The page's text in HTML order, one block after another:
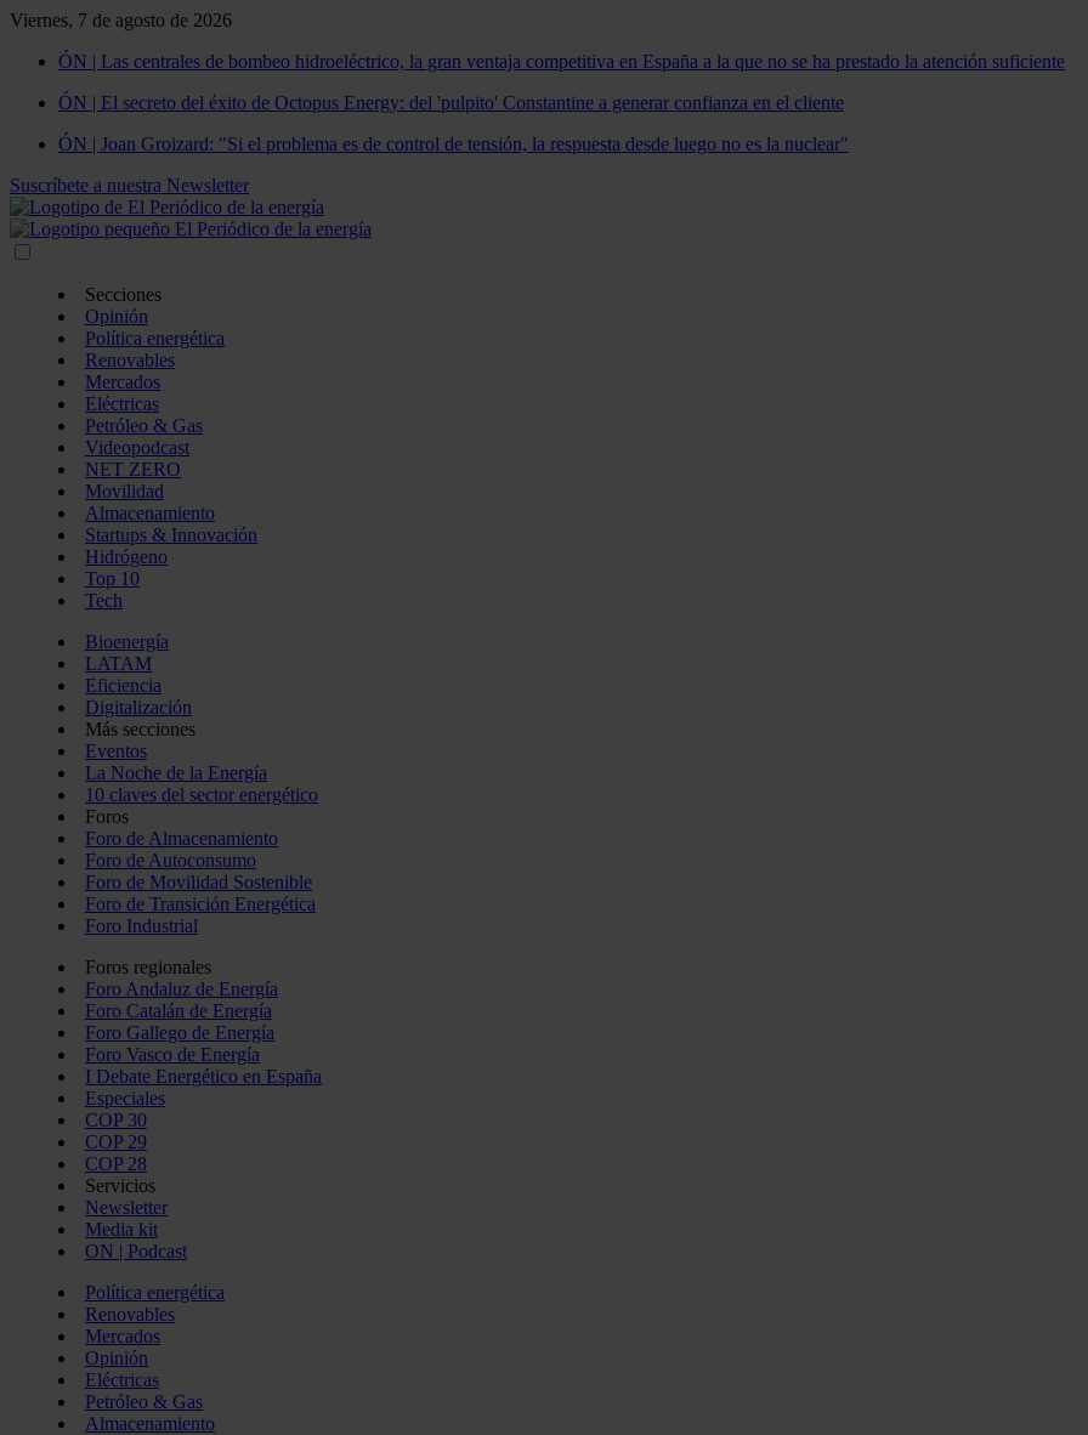
Viernes, 7 de agosto de 2026
ÓN | Las centrales de bombeo hidroeléctrico, la gran ventaja competitiva en España a la que no se ha prestado la atención suficiente
ÓN | El secreto del éxito de Octopus Energy: del 'pulpito' Constantine a generar confianza en el cliente
ÓN | Joan Groizard: "Si el problema es de control de tensión, la respuesta desde luego no es la nuclear"
Suscríbete a nuestra Newsletter
Secciones
Opinión
Política energética
Renovables
Mercados
Eléctricas
Petróleo & Gas
Videopodcast
NET ZERO
Movilidad
Almacenamiento
Startups & Innovación
Hidrógeno
Top 10
Tech
Bioenergía
LATAM
Eficiencia
Digitalización
Más secciones
Eventos
La Noche de la Energía
10 claves del sector energético
Foros
Foro de Almacenamiento
Foro de Autoconsumo
Foro de Movilidad Sostenible
Foro de Transición Energética
Foro Industrial
Foros regionales
Foro Andaluz de Energía
Foro Catalán de Energía
Foro Gallego de Energía
Foro Vasco de Energía
I Debate Energético en España
Especiales
COP 30
COP 29
COP 28
Servicios
Newsletter
Media kit
ON | Podcast
Política energética
Renovables
Mercados
Opinión
Eléctricas
Petróleo & Gas
Almacenamiento